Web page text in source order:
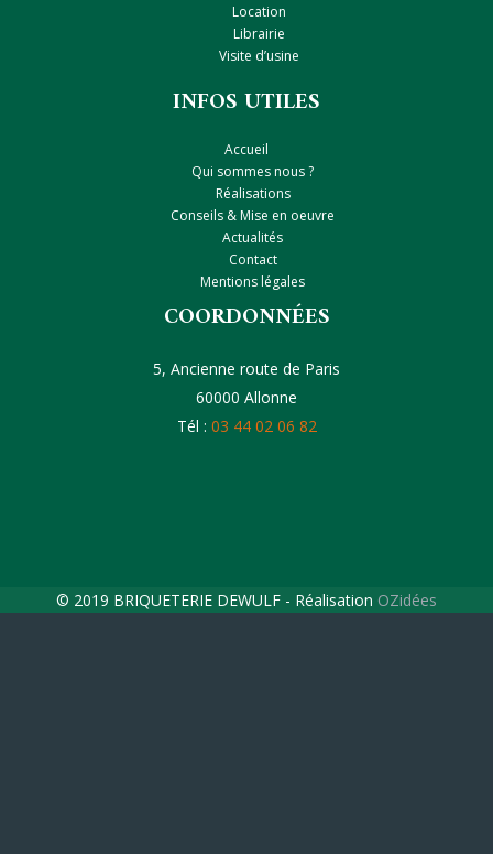
Location
Librairie
Visite d’usine
INFOS UTILES
Accueil
Qui sommes nous ?
Réalisations
Conseils & Mise en oeuvre
Actualités
Contact
Mentions légales
COORDONNÉES
5, Ancienne route de Paris
60000 Allonne
Tél : 03 44 02 06 82
© 2019 BRIQUETERIE DEWULF - Réalisation OZidées